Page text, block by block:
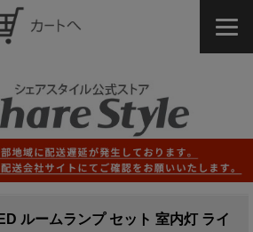
ルームランプ セット 室内灯 ライ